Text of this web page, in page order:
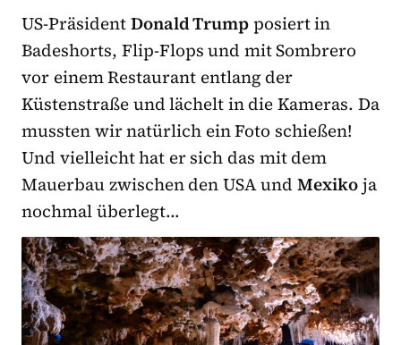
US-PräsidentDonald Trumpposiert in
Badeshorts, Flip-Flops und mit Sombrero
vor einem Restaurant entlang der
Küstenstraße und lächelt in die Kameras. Da
mussten wir natürlich ein Foto schießen!
Und vielleicht hat er sich das mit dem
Mauerbau zwischen den USA undMexikoja
nochmal überlegt…